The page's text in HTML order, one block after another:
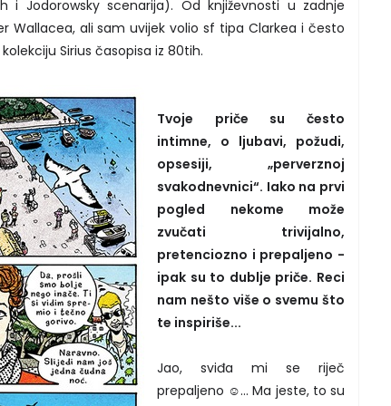
i Jodorowsky scenarija). Od književnosti u zadnje
Wallacea, ali sam uvijek volio sf tipa Clarkea i često
Sirius časopisa iz 80tih.
Tvoje priče su često
intimne, o ljubavi, požudi,
opsesiji, „perverznoj
svakodnevnici“. Iako na prvi
pogled nekome može
zvučati trivijalno,
pretenciozno i prepaljeno -
ipak su to dublje priče. Reci
nam nešto više o svemu što
te inspiriše...
Jao, sviđa mi se riječ
prepaljeno ☺... Ma jeste, to su